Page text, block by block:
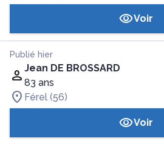
Voir
Publié hier
Jean DE BROSSARD
83 ans
Férel (56)
Voir